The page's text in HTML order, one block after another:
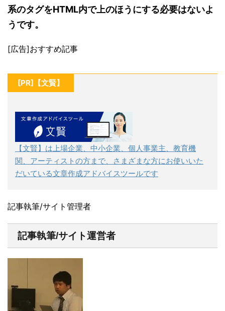
系のタグをHTML内で上のほうにする必要はないよ
うです。
[広告]おすすめ記事
[PR]【文賢】
【文賢】は上場企業、中小企業、個人事業主、教育機
関、アーティストの方まで、さまざまな方にお使いいた
だいている文章作成アドバイスツールです
記事執筆/サイト管理者
記事執筆/サイト運営者